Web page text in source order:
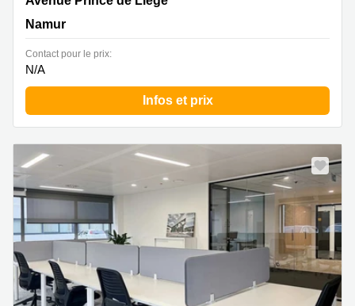
Namur
Contact pour le prix:
N/A
Infos et prix